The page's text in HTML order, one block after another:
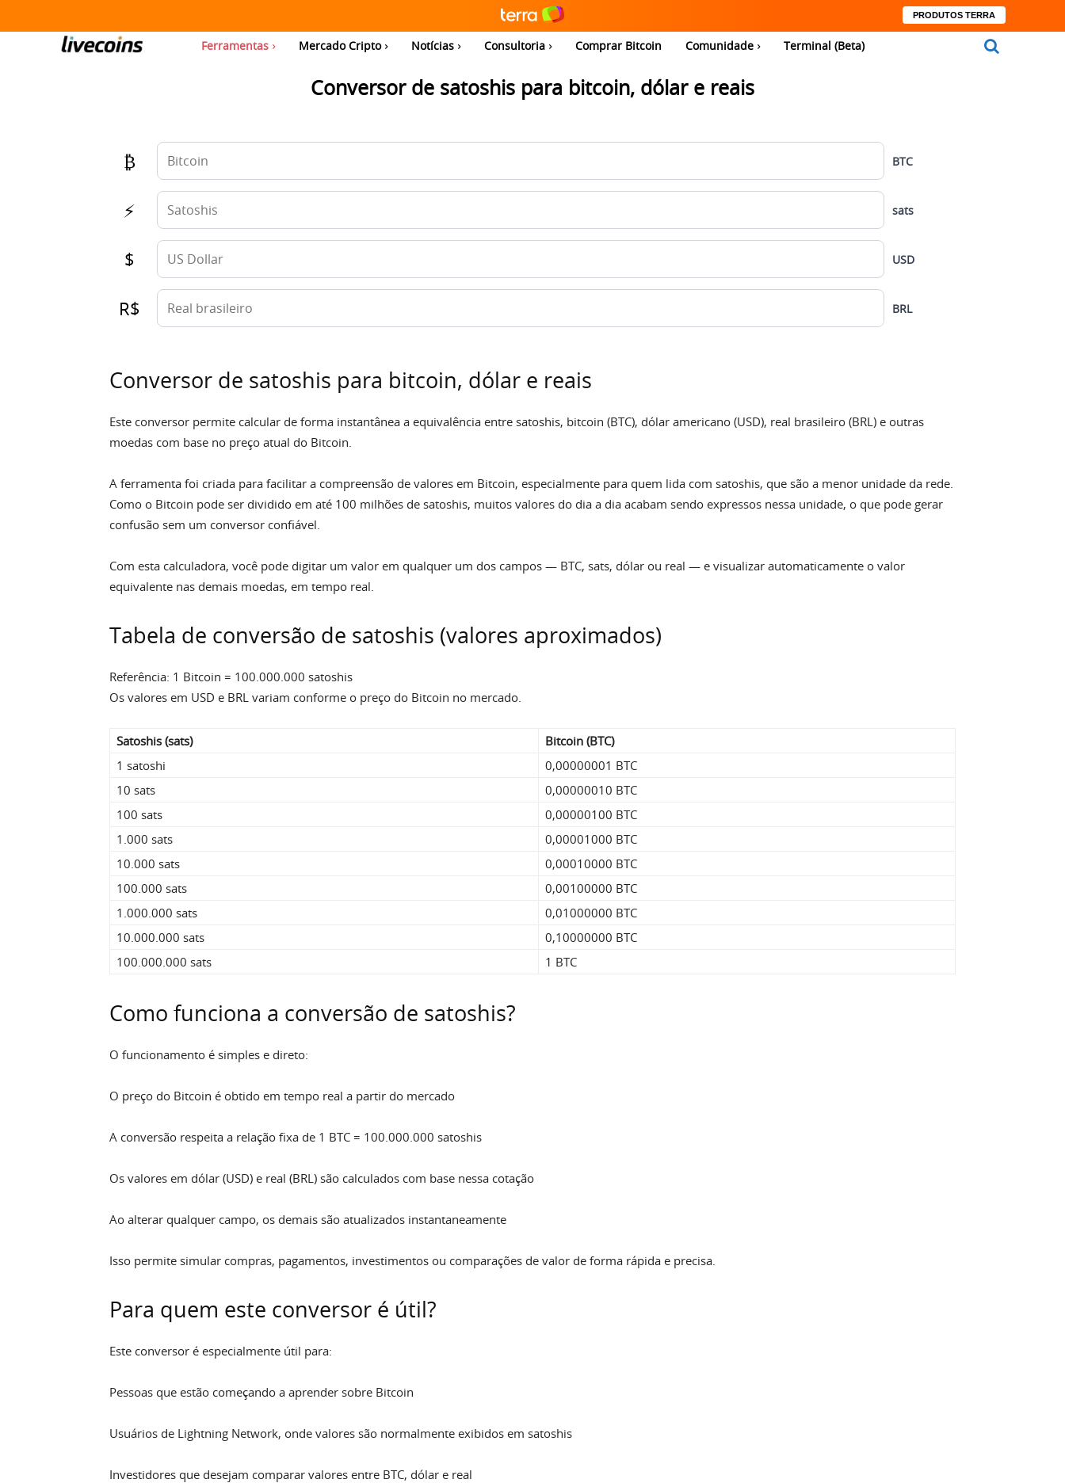
PRODUTOS TERRA
Ferramentas Mercado Cripto Notícias Consultoria Comprar Bitcoin Comunidade Terminal (Beta)
Conversor de satoshis para bitcoin, dólar e reais
₿ BTC
⚡ sats
$ USD
R$ BRL
Conversor de satoshis para bitcoin, dólar e reais
Este conversor permite calcular de forma instantânea a equivalência entre satoshis, bitcoin (BTC), dólar americano (USD), real brasileiro (BRL) e outras
moedas com base no preço atual do Bitcoin.
A ferramenta foi criada para facilitar a compreensão de valores em Bitcoin, especialmente para quem lida com satoshis, que são a menor unidade da rede.
Como o Bitcoin pode ser dividido em até 100 milhões de satoshis, muitos valores do dia a dia acabam sendo expressos nessa unidade, o que pode gerar
confusão sem um conversor confiável.
Com esta calculadora, você pode digitar um valor em qualquer um dos campos — BTC, sats, dólar ou real — e visualizar automaticamente o valor
equivalente nas demais moedas, em tempo real.
Tabela de conversão de satoshis (valores aproximados)
Referência: 1 Bitcoin = 100.000.000 satoshis
Os valores em USD e BRL variam conforme o preço do Bitcoin no mercado.
Satoshis (sats)
Bitcoin (BTC)
1 satoshi
0,00000001 BTC
10 sats
0,00000010 BTC
100 sats
0,00000100 BTC
1.000 sats
0,00001000 BTC
10.000 sats
0,00010000 BTC
100.000 sats
0,00100000 BTC
1.000.000 sats
0,01000000 BTC
10.000.000 sats
0,10000000 BTC
100.000.000 sats
1 BTC
Como funciona a conversão de satoshis?
O funcionamento é simples e direto:
O preço do Bitcoin é obtido em tempo real a partir do mercado
A conversão respeita a relação fixa de 1 BTC = 100.000.000 satoshis
Os valores em dólar (USD) e real (BRL) são calculados com base nessa cotação
Ao alterar qualquer campo, os demais são atualizados instantaneamente
Isso permite simular compras, pagamentos, investimentos ou comparações de valor de forma rápida e precisa.
Para quem este conversor é útil?
Este conversor é especialmente útil para:
Pessoas que estão começando a aprender sobre Bitcoin
Usuários de Lightning Network, onde valores são normalmente exibidos em satoshis
Investidores que desejam comparar valores entre BTC, dólar e real